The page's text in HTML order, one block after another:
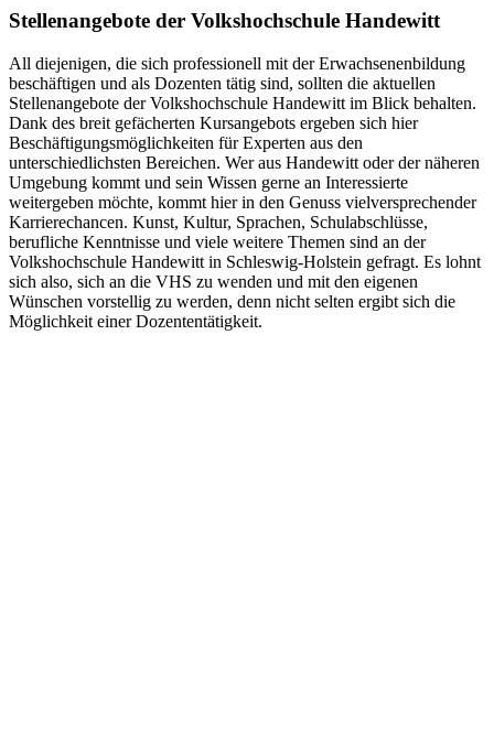
Stellenangebote der Volkshochschule Handewitt
All diejenigen, die sich professionell mit der Erwachsenenbildung
beschäftigen und als Dozenten tätig sind, sollten die aktuellen
Stellenangebote der Volkshochschule Handewitt im Blick behalten.
Dank des breit gefächerten Kursangebots ergeben sich hier
Beschäftigungsmöglichkeiten für Experten aus den
unterschiedlichsten Bereichen. Wer aus Handewitt oder der näheren
Umgebung kommt und sein Wissen gerne an Interessierte
weitergeben möchte, kommt hier in den Genuss vielversprechender
Karrierechancen. Kunst, Kultur, Sprachen, Schulabschlüsse,
berufliche Kenntnisse und viele weitere Themen sind an der
Volkshochschule Handewitt in Schleswig-Holstein gefragt. Es lohnt
sich also, sich an die VHS zu wenden und mit den eigenen
Wünschen vorstellig zu werden, denn nicht selten ergibt sich die
Möglichkeit einer Dozententätigkeit.